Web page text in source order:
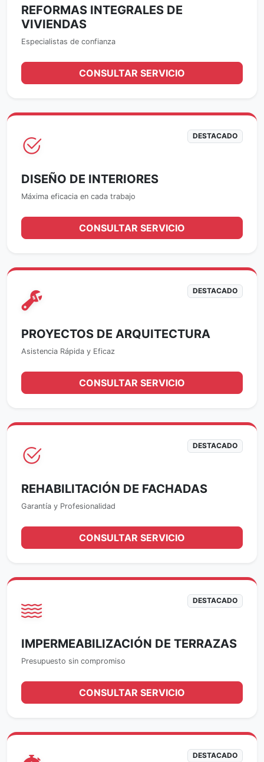
REFORMAS INTEGRALES DE
VIVIENDAS
Especialistas de confianza
CONSULTAR SERVICIO
DESTACADO
DISEÑO DE INTERIORES
Máxima eficacia en cada trabajo
CONSULTAR SERVICIO
DESTACADO
PROYECTOS DE ARQUITECTURA
Asistencia Rápida y Eficaz
CONSULTAR SERVICIO
DESTACADO
REHABILITACIÓN DE FACHADAS
Garantía y Profesionalidad
CONSULTAR SERVICIO
DESTACADO
IMPERMEABILIZACIÓN DE TERRAZAS
Presupuesto sin compromiso
CONSULTAR SERVICIO
DESTACADO